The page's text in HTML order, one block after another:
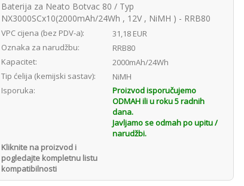
Baterija za Neato Botvac 80 / Typ
NX3000SCx10(2000mAh/24Wh , 12V , NiMH ) - RRB80
VPC cijena (bez PDV-a):
31,18 EUR
Oznaka za narudžbu:
RRB80
Kapacitet:
2000mAh/24Wh
Tip ćelija (kemijski sastav):
NiMH
Isporuka:
Proizvod isporučujemo
ODMAH ili u roku 5 radnih
dana.
Javljamo se odmah po upitu /
narudžbi.
Kliknite na proizvod i
pogledajte kompletnu listu
kompatibilnosti